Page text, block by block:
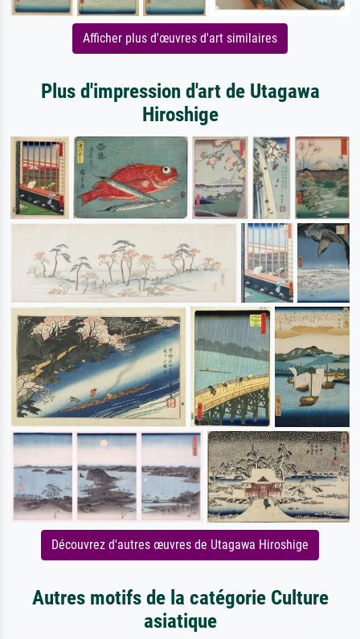
Afficher plus d'œuvres d'art similaires
Plus d'impression d'art de Utagawa
Hiroshige
Découvrez d'autres œuvres de Utagawa Hiroshige
Autres motifs de la catégorie Culture
asiatique